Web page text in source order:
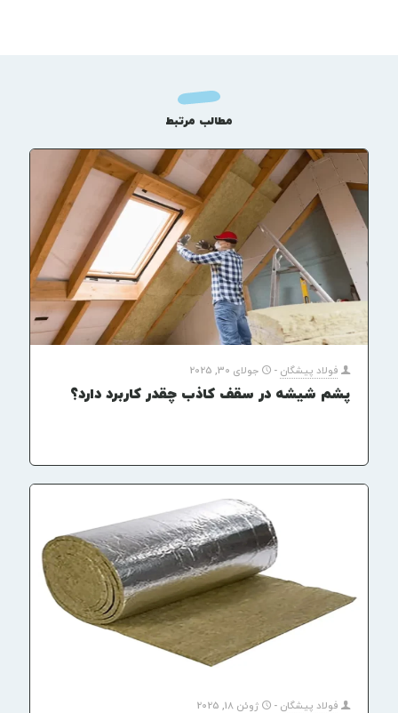
مطالب مرتبط
فولاد پیشگان - جولای 30, 2025
پشم شیشه در سقف کاذب چقدر کاربرد دارد؟
فولاد پیشگان - ژوئن 18, 2025